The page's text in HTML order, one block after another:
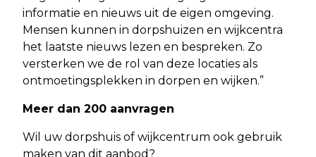
informatie en nieuws uit de eigen omgeving.
Mensen kunnen in dorpshuizen en wijkcentra
het laatste nieuws lezen en bespreken. Zo
versterken we de rol van deze locaties als
ontmoetingsplekken in dorpen en wijken.”
Meer dan 200 aanvragen
Wil uw dorpshuis of wijkcentrum ook gebruik
maken van dit aanbod?